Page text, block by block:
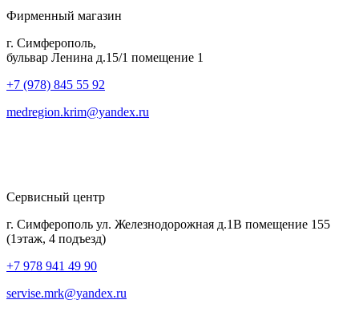
Фирменный магазин
г. Симферополь,
бульвар Ленина д.15/1 помещение 1
+7 (978) 845 55 92
medregion.krim@yandex.ru
Сервисный центр
г. Симферополь ул. Железнодорожная д.1В помещение 155
(1этаж, 4 подъезд)
+7 978 941 49 90
servise.mrk@yandex.ru